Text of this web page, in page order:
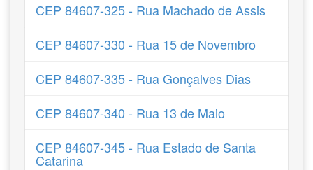
CEP 84607-325 - Rua Machado de Assis
CEP 84607-330 - Rua 15 de Novembro
CEP 84607-335 - Rua Gonçalves Dias
CEP 84607-340 - Rua 13 de Maio
CEP 84607-345 - Rua Estado de Santa
Catarina